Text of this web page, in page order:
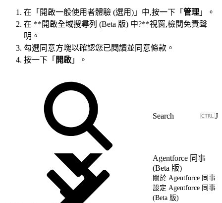
在「開啟一般使用者體驗 (選用)」中,按一下「 管理 」。
在 **開啟全域搜尋列 (Beta 版) 中?**視窗,檢閱免責聲
明。
勾選同意方塊以確認您已閱讀並同意條款。
按一下「 開啟 」。
J
Agentforce 同事
(Beta 版)
關於 Agentforce 同事
設定 Agentforce 同事
(Beta 版)